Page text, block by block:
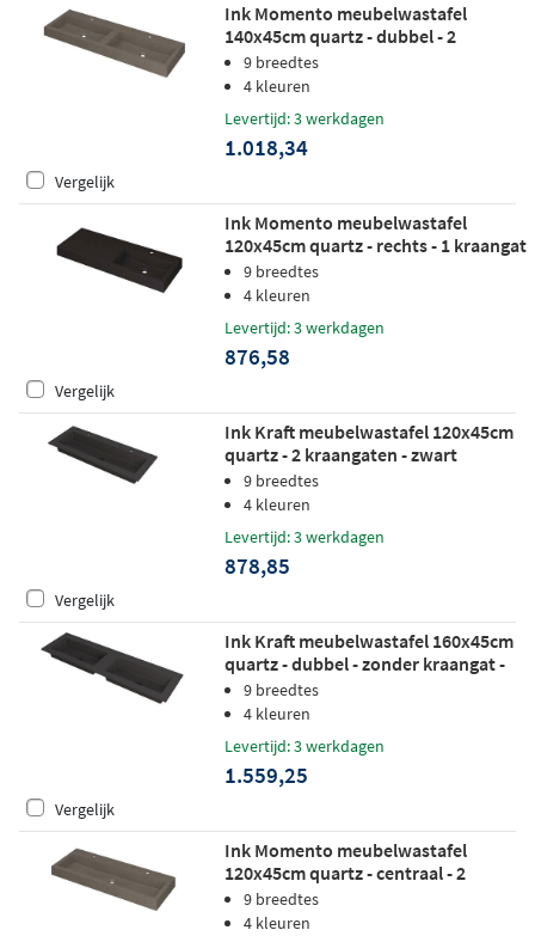
Ink Momento meubelwastafel
140x45cm quartz - dubbel - 2
kraangaten - beton
9 breedtes
4 kleuren
Levertijd: 3 werkdagen
1.018,34
Vergelijk
Ink Momento meubelwastafel
120x45cm quartz - rechts - 1 kraangat
- zwart
9 breedtes
4 kleuren
Levertijd: 3 werkdagen
876,58
Vergelijk
Ink Kraft meubelwastafel 120x45cm
quartz - 2 kraangaten - zwart
9 breedtes
4 kleuren
Levertijd: 3 werkdagen
878,85
Vergelijk
Ink Kraft meubelwastafel 160x45cm
quartz - dubbel - zonder kraangat -
zwart
9 breedtes
4 kleuren
Levertijd: 3 werkdagen
1.559,25
Vergelijk
Ink Momento meubelwastafel
120x45cm quartz - centraal - 2
kraangaten - beton
9 breedtes
4 kleuren